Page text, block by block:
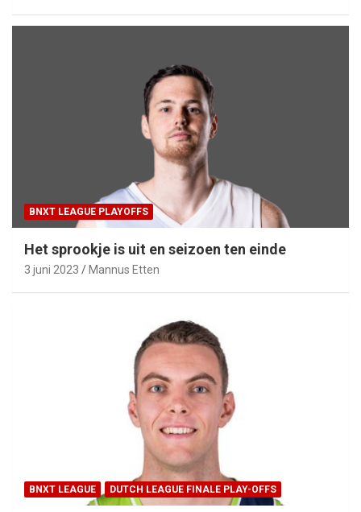
BNXT LEAGUE PLAYOFFS
Het sprookje is uit en seizoen ten einde
3 juni 2023 Mannus Etten
BNXT LEAGUE DUTCH LEAGUE FINALE PLAY-OFFS